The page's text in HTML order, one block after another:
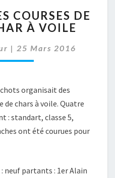
DES
COURSES
LIGUE
DE
VOILE
COURSES DE
À VOILE
| 25 Mars 2016
organisait des
de chars à voile. Quatre
: standart, classe 5,
ont été courues pour
neuf partants : 1er Alain